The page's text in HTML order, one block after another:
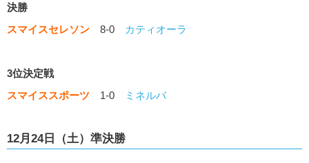
決勝
スマイスセレソン 8-0 カティオーラ
3位決定戦
スマイススポーツ 1-0 ミネルバ
12月24日（土）準決勝